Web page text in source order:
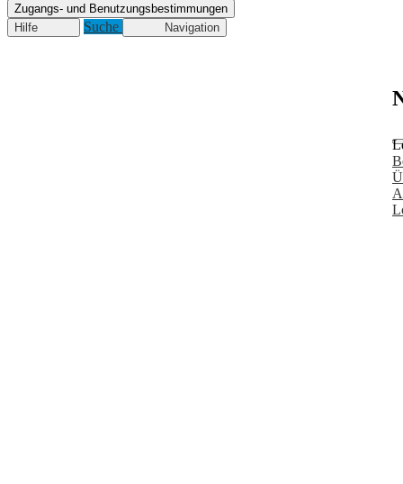
Zugangs- und Benutzungsbestimmungen
Hilfe
Suche Navigation